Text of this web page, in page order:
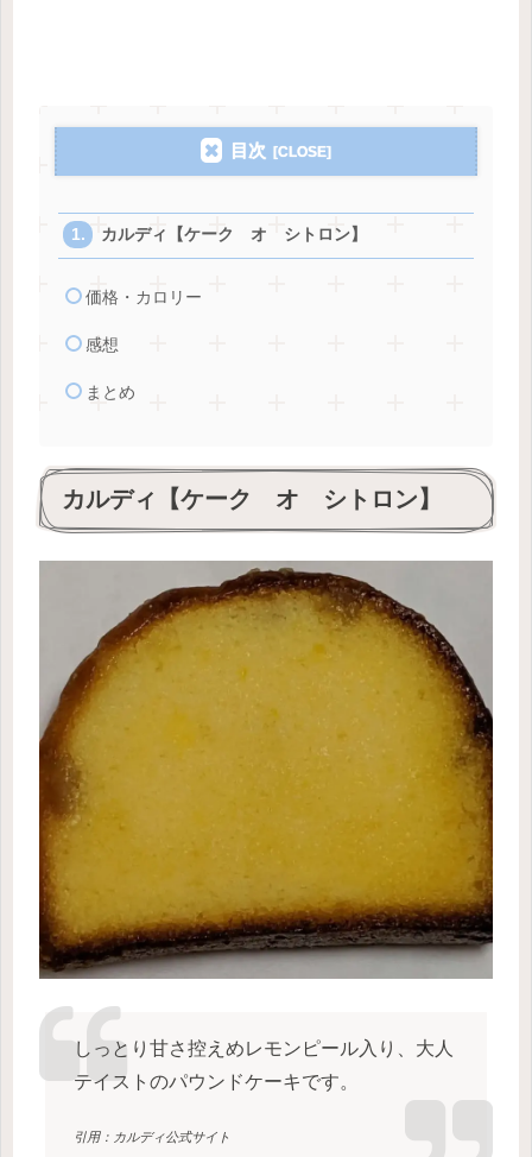
目次
カルディ【ケーク オ シトロン】
価格・カロリー
感想
まとめ
カルディ【ケーク オ シトロン】
しっとり甘さ控えめレモンピール入り、大人
テイストのパウンドケーキです。
引用：カルディ公式サイト